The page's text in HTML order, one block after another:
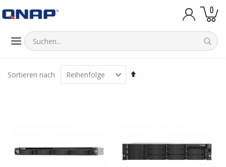
0
Sortieren nach
Absteigend